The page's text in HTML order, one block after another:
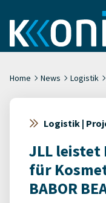
Home News Logistik
Logistik |
JLL
für
BABOR